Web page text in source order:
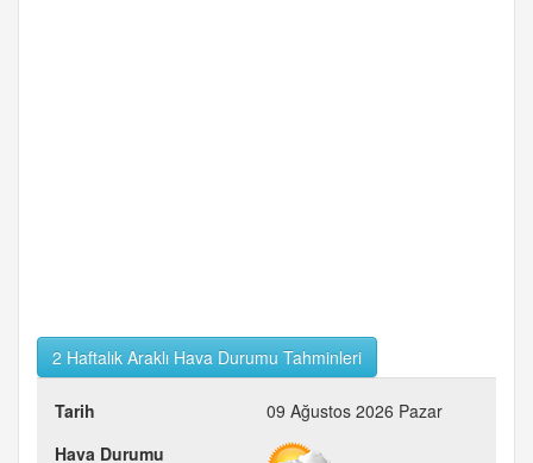
2 Haftalık Araklı Hava Durumu Tahminleri
09 Ağustos 2026 Pazar